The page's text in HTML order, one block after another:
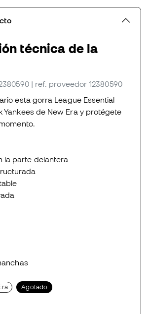
técnica de la
| ref. proveedor 12380590
esta gorra League Essential
Yankees de New Era y protégete
la parte delantera
Agotado